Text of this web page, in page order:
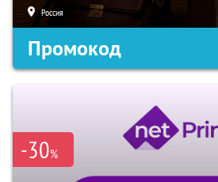
Россия
Промокод
-30%